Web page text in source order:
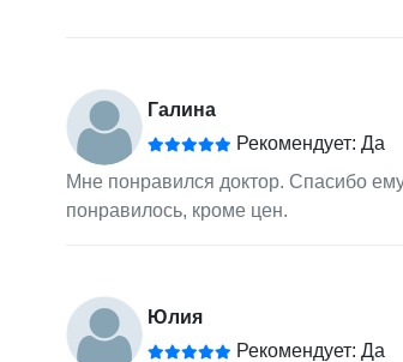
Галина
Рекомендует: Да
Мне понравился доктор. Спасибо
понравилось, кроме цен.
Юлия
Рекомендует: Да